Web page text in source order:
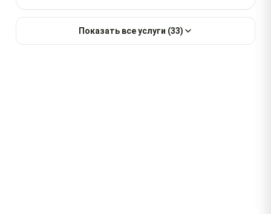
Показать все услуги (33)